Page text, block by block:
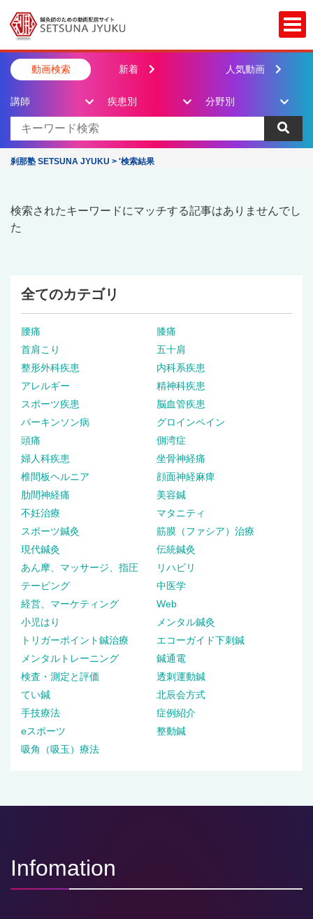
動画検索 新着 人気動画
講師 疾患別 分野別
刹那塾 SETSUNA JYUKU > '検索結果
検索されたキーワードにマッチする記事はありませんでし
た
全てのカテゴリ
腰痛
膝痛
首肩こり
五十肩
整形外科疾患
内科系疾患
アレルギー
精神科疾患
スポーツ疾患
脳血管疾患
パーキンソン病
グロインペイン
頭痛
側湾症
婦人科疾患
坐骨神経痛
椎間板ヘルニア
顔面神経麻痺
肋間神経痛
美容鍼
不妊治療
マタニティ
スポーツ鍼灸
筋膜（ファシア）治療
現代鍼灸
伝統鍼灸
あん摩、マッサージ、指圧
リハビリ
テーピング
中医学
経営、マーケティング
Web
小児はり
メンタル鍼灸
トリガーポイント鍼治療
エコーガイド下刺鍼
メンタルトレーニング
鍼通電
検査・測定と評価
透刺運動鍼
てい鍼
北辰会方式
手技療法
症例紹介
eスポーツ
整動鍼
吸角（吸玉）療法
Infomation